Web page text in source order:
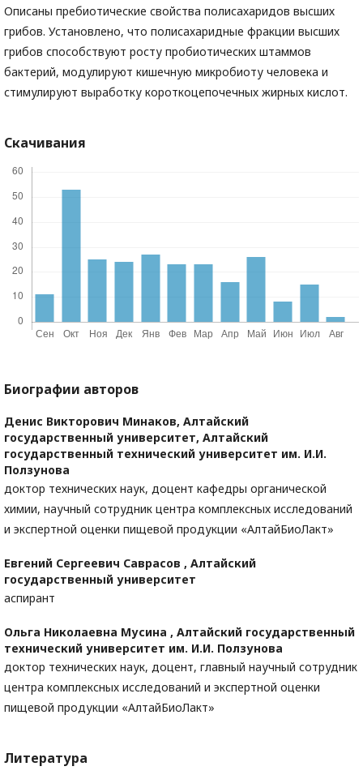
Описаны пребиотические свойства полисахаридов высших
грибов. Установлено, что полисахаридные фракции высших
грибов способствуют росту пробиотических штаммов
бактерий, модулируют кишечную микробиоту человека и
стимулируют выработку короткоцепочечных жирных кислот.
Скачивания
Биографии авторов
Денис Викторович Минаков, Алтайский
государственный университет, Алтайский
государственный технический университет им. И.И.
Ползунова
доктор технических наук, доцент кафедры органической
химии, научный сотрудник центра комплексных исследований
и экспертной оценки пищевой продукции «АлтайБиоЛакт»
Евгений Сергеевич Саврасов , Алтайский
государственный университет
аспирант
Ольга Николаевна Мусина , Алтайский государственный
технический университет им. И.И. Ползунова
доктор технических наук, доцент, главный научный сотрудник
центра комплексных исследований и экспертной оценки
пищевой продукции «АлтайБиоЛакт»
Литература